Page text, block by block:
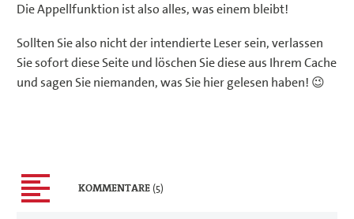
Die Appellfunktion ist also alles, was einem bleibt!
Sollten Sie also nicht der intendierte Leser sein, verlassen
Sie sofort diese Seite und löschen Sie diese aus Ihrem Cache
und sagen Sie niemanden, was Sie hier gelesen haben! 😉
KOMMENTARE (5)